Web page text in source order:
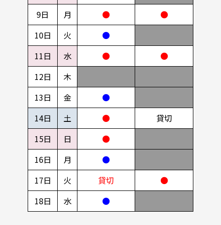
9日
月 ●
●
10日
火
●
11日
水 ●
●
12日
木
13日
金
●
14日
土 ●
貸切
15日
日
●
16日
月
●
17日
火 貸切
●
18日
水 ●